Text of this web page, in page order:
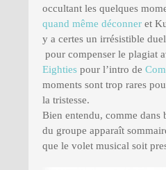
occultant les quelques
quand même déconner et
y a certes un irrésistible
pour compenser le plagiat
Eighties pour l’intro de
moments sont trop rares
la tristesse.
Bien entendu, comme dans
du groupe apparaît
que le volet musical soit